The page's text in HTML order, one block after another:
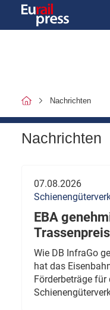
Nachrichten
Nachrichten
07.08.2026
EBA
Wie DB InfraGo
hat das
Förderbeträge